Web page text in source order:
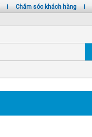
| Chăm sóc khách hàng |